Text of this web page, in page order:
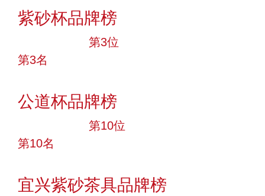
紫砂杯品牌榜
第3位
第3名
公道杯品牌榜
第10位
第10名
宜兴紫砂茶具品牌榜